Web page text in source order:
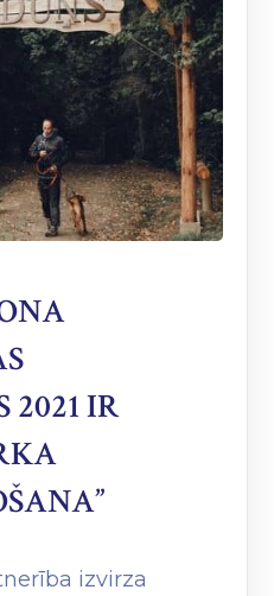
2021 IR
izvirza